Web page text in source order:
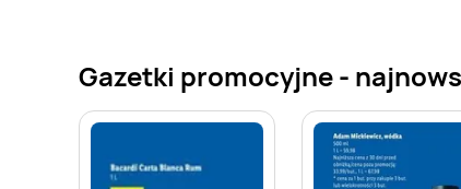
Gazetki promocyjne -